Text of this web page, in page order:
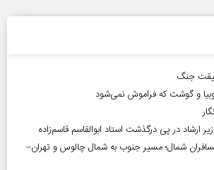
جنگ
و گوشت که فراموش نمی‌شود
ارشاد در پی درگذشت استاد ابوالقاسم قاسم‌زاده
شمال؛ مسیر جنوب به شمال چالوس و تهران–